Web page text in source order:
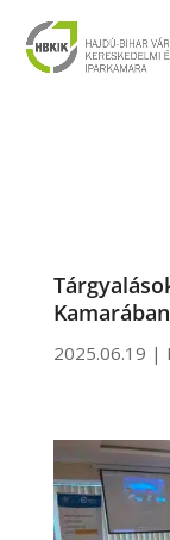
Kamarában
2025.06.19 |